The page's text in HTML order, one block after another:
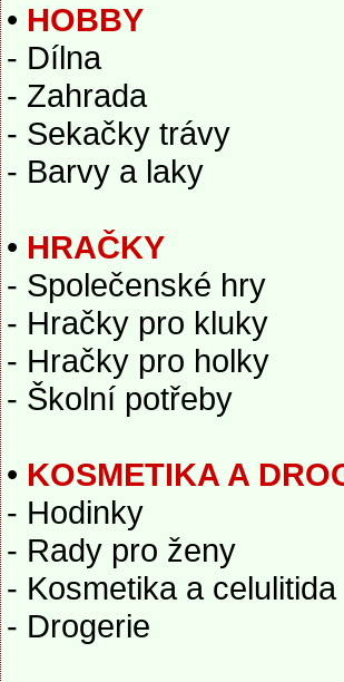
• HOBBY
- Dílna
- Zahrada
- Sekačky trávy
- Barvy a laky
• HRAČKY
- Společenské hry
- Hračky pro kluky
- Hračky pro holky
- Školní potřeby
• KOSMETIKA A
- Hodinky
- Rady pro ženy
- Kosmetika a celulitida
- Drogerie